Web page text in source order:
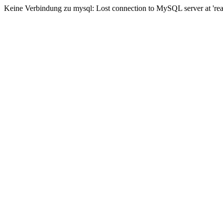
Keine Verbindung zu mysql: Lost connection to MySQL server at